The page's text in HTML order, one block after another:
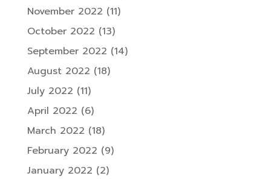
November 2022 (11)
October 2022 (13)
September 2022 (14)
August 2022 (18)
July 2022 (11)
April 2022 (6)
March 2022 (18)
February 2022 (9)
January 2022 (2)